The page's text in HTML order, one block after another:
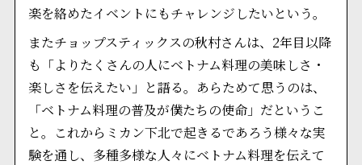
楽を絡めたイベントにもチャレンジしたいという。
またチョップスティックスの秋村さんは、2年目以降
も「よりたくさんの人にベトナム料理の美味しさ・
楽しさを伝えたい」と語る。あらためて思うのは、
「ベトナム料理の普及が僕たちの使命」だというこ
と。これからミカン下北で起きるであろう様々な実
験を通し、多種多様な人々にベトナム料理を伝えて